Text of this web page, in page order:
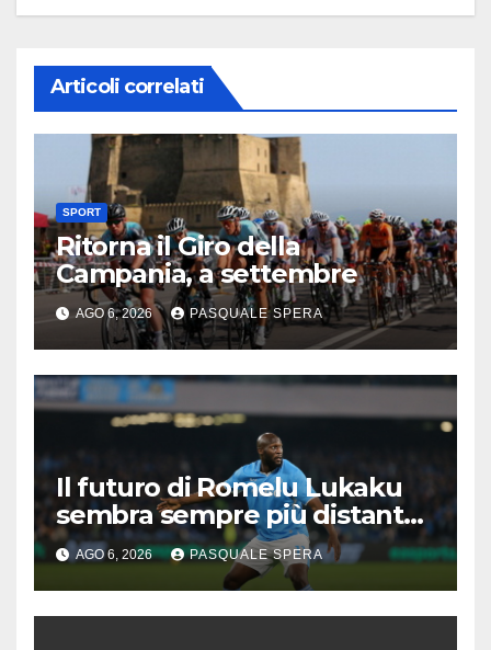
Articoli correlati
SPORT
Ritorna il Giro della
Campania, a settembre
AGO 6, 2026 PASQUALE SPERA
Il futuro di Romelu Lukaku
sembra sempre più distante
dal Napoli.
AGO 6, 2026 PASQUALE SPERA